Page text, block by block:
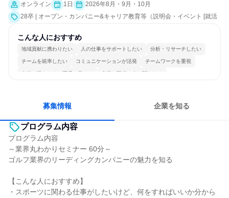
オンライン 1日
2026年8月・9月・10月
28卒 | オープン・カンパニー&キャリア教育等（説明会・イベント [就活
こんな人におすすめ
地域貢献に携わりたい 人の仕事をサポートしたい 分析・リサーチしたい
チームを統率したい コミュニケーションが活発 チームワークを重視
女性が働きやすい環境で働ける 多様な職種の人と関われる
募集情報 企業を知る
プログラム内容
プログラム内容
～業界丸わかりセミナー 60分～
ゴルフ業界のリーディングカンパニーの魅力を知る
【こんな人におすすめ】
・スポーツに関わる仕事がしたいけど、何をすればいいか分から